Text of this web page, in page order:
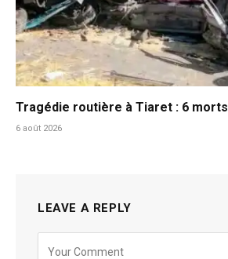
Tragédie routière à Tiaret : 6 morts
6 août 2026
LEAVE A REPLY